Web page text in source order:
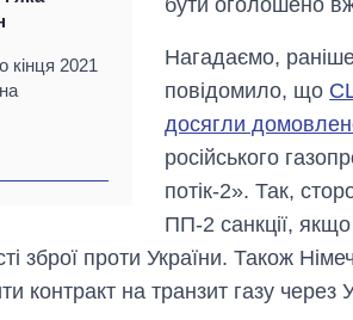
кінця 2021
Нагадаємо,
повідомило, що
досягли
російського
потік-2». Так,
ПП-2 санкції,
зброї проти України. Також
на транзит газу через